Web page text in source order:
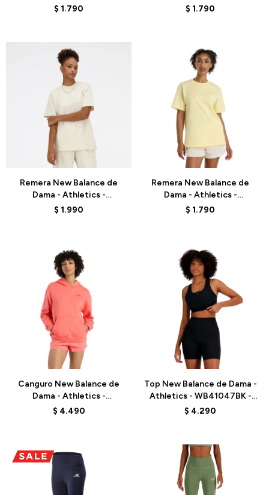
WT41501BK - ELD
$ 1.790
WT41501DYK - ELD
$ 1.790
Remera New Balance de
Dama - Athletics -
WT41501LIN - BEIGE
$ 1.990
Remera New Balance de
Dama - Athletics -
WT41501PRC - ELD
$ 1.790
Canguro New Balance de
Dama - Athletics -
WT41537DTR - ELD
$ 4.490
Top New Balance de Dama -
Athletics - WB41047BK -
BLACK
$ 4.290